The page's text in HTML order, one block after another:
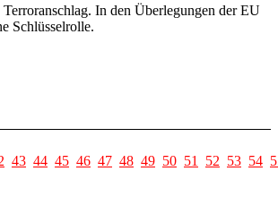
In den Überlegungen der EU
Schlüsselrolle.
43 44 45 46 47 48 49 50 51 52 53 54